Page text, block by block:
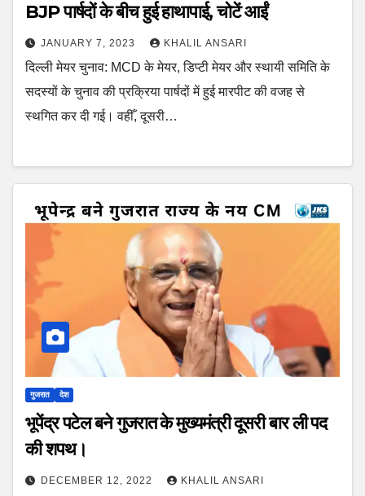
BJP पार्षदों के बीच हुई हाथापाई, चोटें आईं
JANUARY 7, 2023 KHALIL ANSARI
दिल्ली मेयर चुनाव: MCD के मेयर, डिप्टी मेयर और स्थायी समिति के
सदस्यों के चुनाव की प्रक्रिया पार्षदों में हुई मारपीट की वजह से
स्थगित कर दी गई। वहीँ, दूसरी…
गुजरात देश
भूपेंद्र पटेल बने गुजरात के मुख्यमंत्री दूसरी बार ली पद
की शपथ।
DECEMBER 12, 2022 KHALIL ANSARI